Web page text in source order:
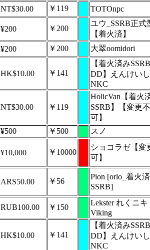
NT$30.00 ￥119 TOTOnpc
¥200 ￥200
ユウ_SSRB正式
【着火済】
¥200 ￥200 大翠oomidori
HK$10.00 ￥141
【着火済み
DD】えんけい
NKC
NT$30.00 ￥119
HolicVan【着火
SSRB】【変更不
可】
¥500 ￥500 スノ
¥10,000 ￥10000
ショコラゼ【変
可】
ARS50.00 ￥56
Pion [orlo_着火
SSRB]
RUB100.00 ￥150
Lekster れくニキ
Viking
HK$10.00 ￥141
【着火済み
DD】えんけい
NKC